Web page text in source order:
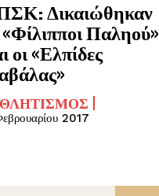
Δικαιώθηκαν
«Φίλιπποι Παληού»
οι «Ελπίδες
2017